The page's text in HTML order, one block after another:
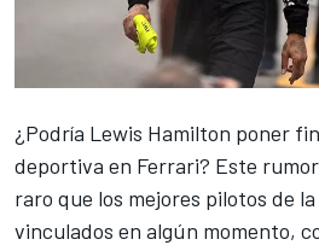
¿Podría Lewis Hamilton poner
deportiva en Ferrari? Este
raro que los mejores pilotos de la
vinculados en algún momento,